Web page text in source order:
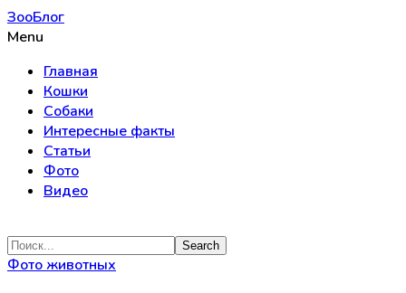
ЗооБлог
Menu
Главная
Кошки
Собаки
Интересные факты
Статьи
Фото
Видео
Фото животных